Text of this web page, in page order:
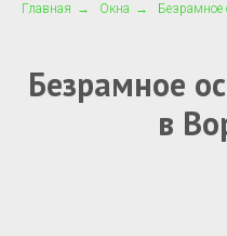
Главная → Окна → Безрамное
Безрамное
в